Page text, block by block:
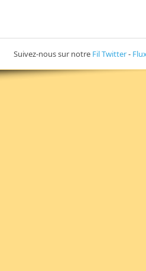
Suivez-nous sur notre Fil Twitter-